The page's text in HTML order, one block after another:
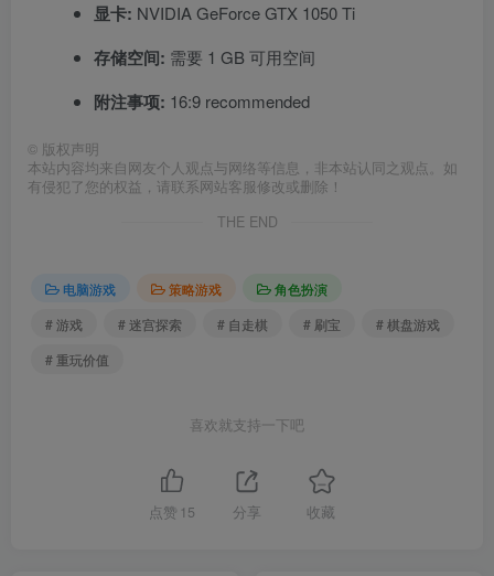
显卡: NVIDIA GeForce GTX 1050 Ti
存储空间: 需要 1 GB 可用空间
附注事项: 16:9 recommended
© 版权声明
本站内容均来自网友个人观点与网络等信息，非本站认同之观点。如
有侵犯了您的权益，请联系网站客服修改或删除！
THE END
电脑游戏 策略游戏
角色扮演
# 游戏
# 迷宫探索 # 自走棋 # 刷宝
# 棋盘游戏
# 重玩价值
喜欢就支持一下吧
点赞 15 分享 收藏